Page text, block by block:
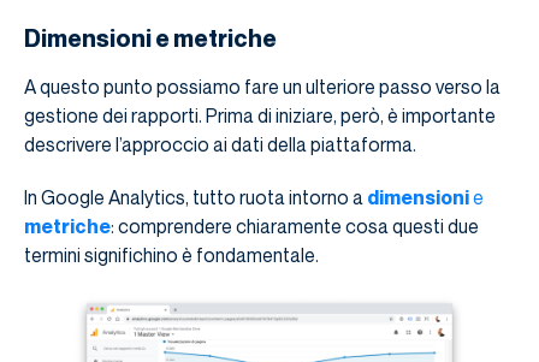
Dimensioni e metriche
A questo punto possiamo fare un ulteriore passo verso la
gestione dei rapporti. Prima di iniziare, però, è importante
descrivere l’approccio ai dati della piattaforma.
In Google Analytics, tutto ruota intorno a dimensionie
metriche: comprendere chiaramente cosa questi due
termini significhino è fondamentale.